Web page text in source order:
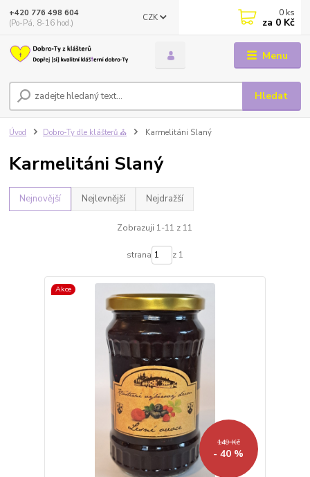
Menu
CZK
Hledat
+420 776 498 604
(Po-Pá, 8-16 hod.)
0 ks
za 0 Kč
Úvod Dobro-Ty dle klášterů ⛪ Karmelitáni Slaný
Karmelitáni Slaný
Nejnovější Nejlevnější Nejdražší
Zobrazuji 1-11 z 11
strana z 1
Akce
149 Kč
- 40 %